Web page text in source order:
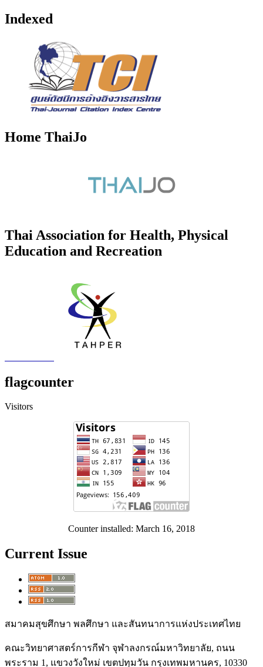
Indexed
Home ThaiJo
Thai Association for Health, Physical
Education and Recreation
flagcounter
Visitors
Counter installed: March 16, 2018
Current Issue
สมาคมสุขศึกษา พลศึกษา และสันทนาการแห่งประเทศไทย
คณะวิทยาศาสตร์การกีฬา จุฬาลงกรณ์มหาวิทยาลัย, ถนน
พระราม 1, แขวงวังใหม่ เขตปทุมวัน กรุงเทพมหานคร, 10330